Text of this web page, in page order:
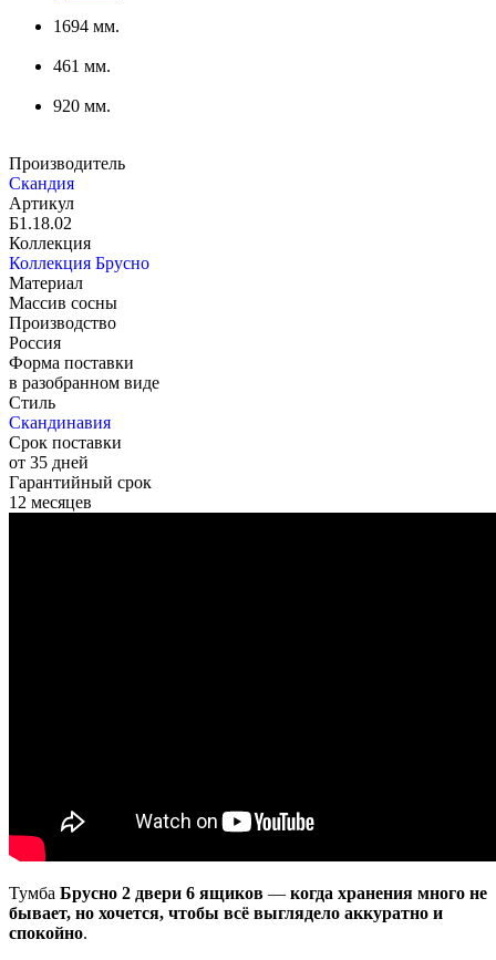
1694 мм.
461 мм.
920 мм.
Производитель
Скандия
Артикул
Б1.18.02
Коллекция
Коллекция Брусно
Материал
Массив сосны
Производство
Россия
Форма поставки
в разобранном виде
Стиль
Скандинавия
Срок поставки
от 35 дней
Гарантийный срок
12 месяцев
Тумба Брусно 2 двери 6 ящиков — когда хранения много не
бывает, но хочется, чтобы всё выглядело аккуратно и
спокойно.